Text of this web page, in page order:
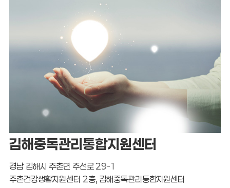
김해중독관리통합지원센터
경남 김해시 주촌면 주선로 29-1
주촌건강생활지원센터 2층, 김해중독관리통합지원센터